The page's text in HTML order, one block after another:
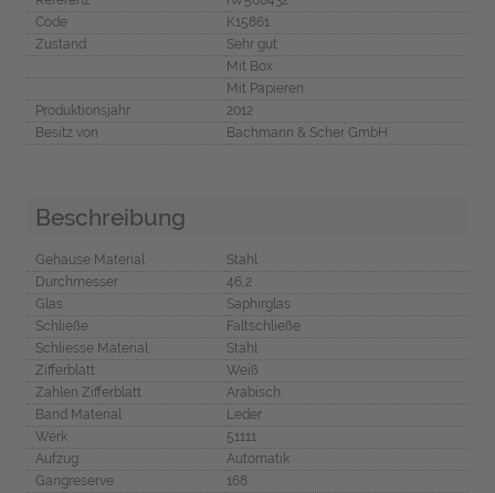
Code
K15861
Zustand
Sehr gut
Mit Box
Mit Papieren
Produktionsjahr
2012
Besitz von
Bachmann & Scher GmbH
Beschreibung
Gehäuse Material
Stahl
Durchmesser
46,2
Glas
Saphirglas
Schließe
Faltschließe
Schliesse Material
Stahl
Zifferblatt
Weiß
Zahlen Zifferblatt
Arabisch
Band Material
Leder
Werk
51111
Aufzug
Automatik
Gangreserve
168